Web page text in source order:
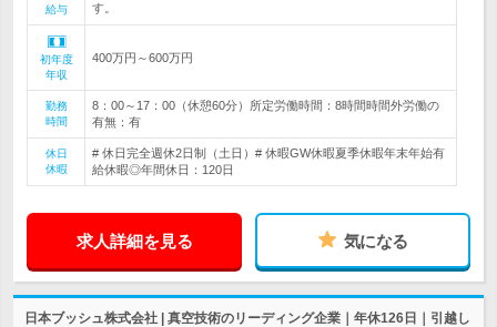
給与
す。
初年度
年収
400万円～600万円
勤務
時間
8：00～17：00（休憩60分）所定労働時間：8時間時間外労働の
有無：有
休日
休暇
# 休日完全週休2日制（土日）# 休暇GW休暇夏季休暇年末年始有
給休暇◎年間休日：120日
求人詳細を見る 気になる
日本ブッシュ株式会社 | 真空技術のリーディング企業｜年休126日｜引越し